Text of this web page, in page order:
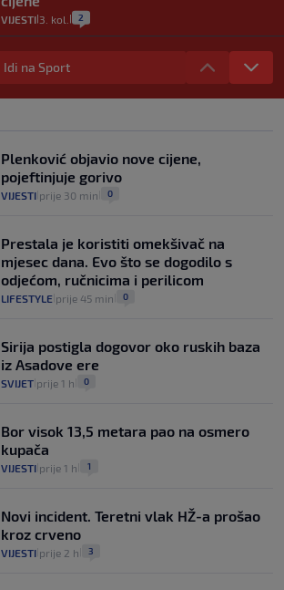
VIJESTI 3. kol. 2
Uzgajivač objasnio zašto kilogram
rajčica košta deset eura: "Nećete ih
vidjeti na akcijama u trgovinama"
8
Evo aktualnih cijena i nekoliko savjeta
da prođe što lakše i jeftinije
VIJESTI 2. kol. 0
Idi na Sport
Plenković objavio nove cijene,
pojeftinjuje gorivo
VIJESTI prije 30 min 0
Prestala je koristiti omekšivač na
mjesec dana. Evo što se dogodilo s
odjećom, ručnicima i perilicom
LIFESTYLE prije 45 min 0
Sirija postigla dogovor oko ruskih baza
iz Asadove ere
SVIJET prije 1 h 0
Bor visok 13,5 metara pao na osmero
kupača
VIJESTI prije 1 h 1
Novi incident. Teretni vlak HŽ-a prošao
kroz crveno
VIJESTI prije 2 h 3